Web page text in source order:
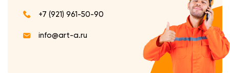
+7 (921) 961-50-90
info@art-a.ru